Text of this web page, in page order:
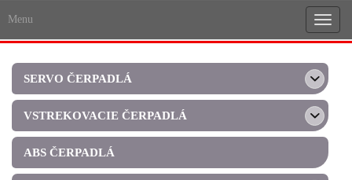
Menu
SERVO ČERPADLÁ
VSTREKOVACIE ČERPADLÁ
ABS ČERPADLÁ